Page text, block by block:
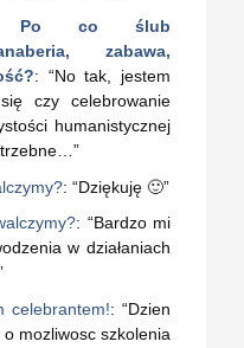
Po co ślub
zabawa,
: “No tak, jestem
czy celebrowanie
humanistycznej
”
: “Dziękuję 🙂”
: “Bardzo mi
w działaniach
celebrantem!: “Dzien
mozliwosc szkolenia